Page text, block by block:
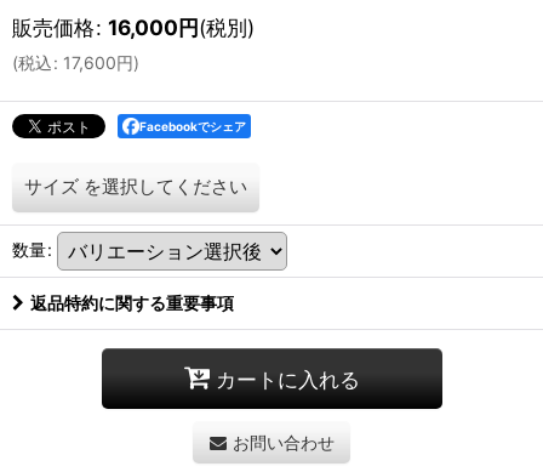
販売価格: 16,000円(税別)
(税込: 17,600円)
Facebookでシェア
サイズ を選択してください
数量:
返品特約に関する重要事項
カートに入れる
お問い合わせ